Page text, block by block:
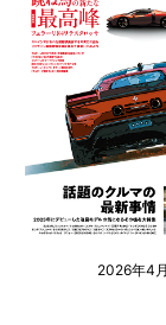
2026年4